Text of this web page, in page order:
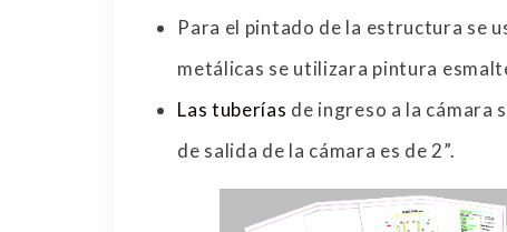
Para el pintado de la estructura se
metálicas se utilizara pintura
Las tuberías de ingreso a la cámara
de salida de la cámara es de 2”.